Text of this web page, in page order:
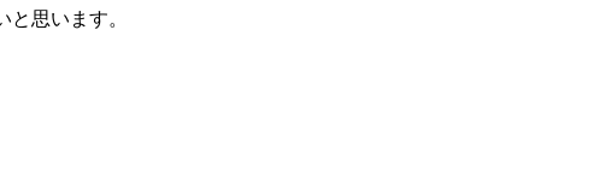
思います。